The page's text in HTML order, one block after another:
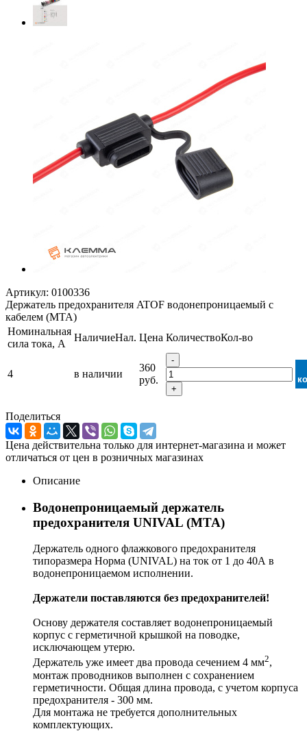
Артикул: 0100336
Держатель предохранителя ATOF водонепроницаемый с
кабелем (MTA)
Номинальная
сила тока, А
НаличиеНал. Цена КоличествоКол-во
4 в наличии
360
руб.
-
+
Поделиться
Цена действительна только для интернет-магазина и может
отличаться от цен в розничных магазинах
Описание
Водонепроницаемый держатель
предохранителя UNIVAL (MTA)
Держатель одного флажкового предохранителя
типоразмера Норма (UNIVAL) на ток от 1 до 40А в
водонепроницаемом исполнении.
Держатели поставляются без предохранителей!
Основу держателя составляет водонепроницаемый
корпус с герметичной крышкой на поводке,
исключающем утерю.
Держатель уже имеет два провода сечением 4 мм2,
монтаж проводников выполнен с сохранением
герметичности. Общая длина провода, с учетом корпуса
предохранителя - 300 мм.
Для монтажа не требуется дополнительных
комплектующих.